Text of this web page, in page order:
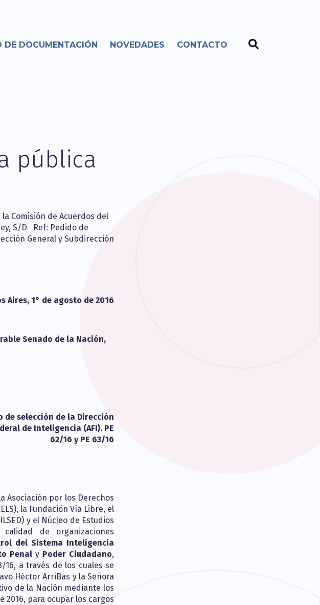
DE DOCUMENTACIÓN NOVEDADES CONTACTO
pública
Comisión de Acuerdos del
S/D Ref: Pedido de
General y Subdirección
Aires, 1° de agosto de 2016
Senado de la Nación,
de selección de la Dirección
de Inteligencia (AFI). PE
62/16 y PE 63/16
Asociación por los Derechos
la Fundación Vía Libre, el
y el Núcleo de Estudios
de organizaciones
del Sistema Inteligencia
Penal y Poder Ciudadano,
16, a través de los cuales se
Héctor ArriBas y la Señora
de la Nación mediante los
2016, para ocupar los cargos